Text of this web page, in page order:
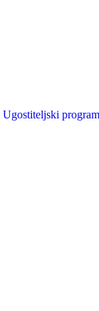
Ugostiteljski program